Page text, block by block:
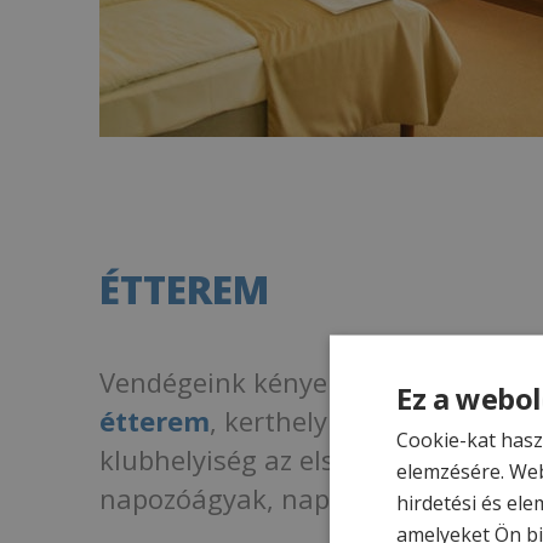
ÉTTEREM
Vendégeink kényelmét szolgálja a
étterem, kerthelyiség Balatoni
klubhelyiség az első emeleten, és
napozóágyak, napernyők.
Ez a
Cookie-kat
elemzésére.
hirdetési és
amelyeket Ön